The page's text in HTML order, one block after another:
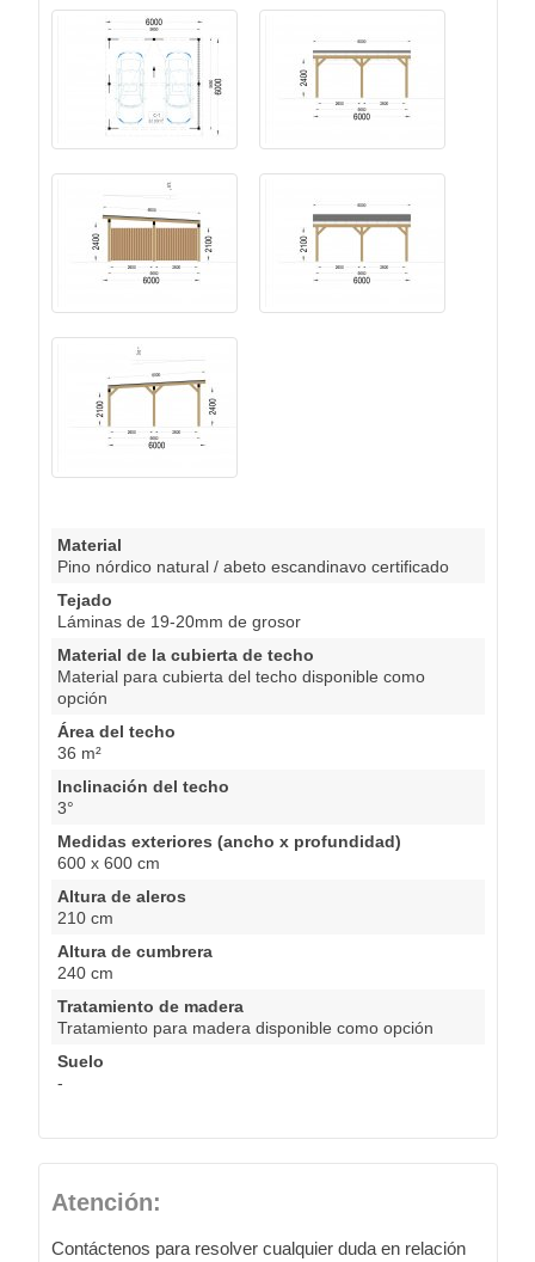
Material
Pino nórdico natural / abeto escandinavo certificado
Tejado
Láminas de 19-20mm de grosor
Material de la cubierta de techo
Material para cubierta del techo disponible como
opción
Área del techo
36 m²
Inclinación del techo
3°
Medidas exteriores (ancho x profundidad)
600 x 600 cm
Altura de aleros
210 cm
Altura de cumbrera
240 cm
Tratamiento de madera
Tratamiento para madera disponible como opción
Suelo
-
Atención:
Contáctenos para resolver cualquier duda en relación